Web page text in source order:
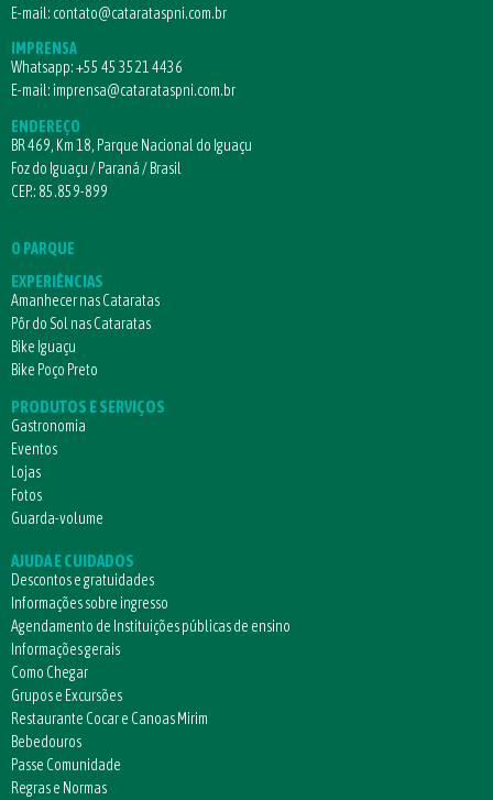
E-mail: contato@catarataspni.com.br
IMPRENSA
Whatsapp:+55 45 3521 4436
E-mail: imprensa@catarataspni.com.br
ENDEREÇO
BR 469, Km 18, Parque Nacional do Iguaçu
Foz do Iguaçu / Paraná / Brasil
CEP.: 85.859-899
O PARQUE
EXPERIÊNCIAS
Amanhecer nas Cataratas
Pôr do Sol nas Cataratas
Bike Iguaçu
Bike Poço Preto
PRODUTOS E SERVIÇOS
Gastronomia
Eventos
Lojas
Fotos
Guarda-volume
AJUDA E CUIDADOS
Descontos e gratuidades
Informações sobre ingresso
Agendamento de Instituições públicas de ensino
Informações gerais
Como Chegar
Grupos e Excursões
Restaurante Cocar e Canoas Mirim
Bebedouros
Passe Comunidade
Regras e Normas